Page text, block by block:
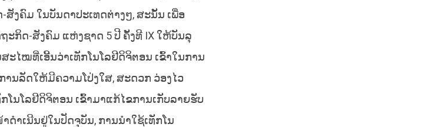
ງຄົມ ໃນບັນດາປະເທດຕ່າງໆ, ສະນັ້ນ ເພື່ອ
ກິດ-ສັງຄົມ ແຫ່ງຊາດ 5 ປີ ຄັ້ງທີ IX ໃຫ້ບັນລຸ
ະໄໝທີ່ເອີ້ນວ່າເທັກໂນໂລຢີດິຈິຕອນ ເຂົ້າໃນການ
ນລັດໃຫ້ມີຄວາມໂປ່ງໃສ, ສະດວກ ວ່ອງໄວ
ນໂລຢີດິຈິຕອນ ເຂົ້າມາແກ້ໄຂການເກັບລາຍຮັບ
າເນີນຢູ່ໃນປັດຈຸບັນ, ການນຳໃຊ້ເທັກໂນ